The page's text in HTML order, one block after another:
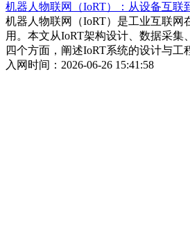
机器人物联网（IoRT）：从设备互联
机器人物联网（IoRT）是工业互联网
用。本文从IoRT架构设计、数据采集
四个方面，阐述IoRT系统的设计与工
入网时间：2026-06-26 15:41:58